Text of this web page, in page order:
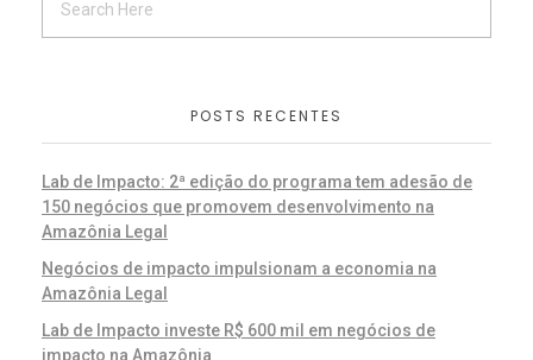
POSTS RECENTES
Lab de Impacto: 2ª edição do programa tem adesão de
150 negócios que promovem desenvolvimento na
Amazônia Legal
Negócios de impacto impulsionam a economia na
Amazônia Legal
Lab de Impacto investe R$ 600 mil em negócios de
impacto na Amazônia